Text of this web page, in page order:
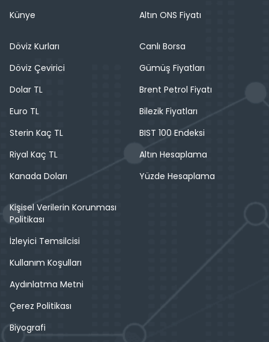
Künye
Altın ONS Fiyatı
Döviz Kurları
Döviz Çevirici
Dolar TL
Euro TL
Sterin Kaç TL
Riyal Kaç TL
Kanada Doları
Canlı Borsa
Gümüş Fiyatları
Brent Petrol Fiyatı
Bilezik Fiyatları
BIST 100 Endeksi
Altın Hesaplama
Yüzde Hesaplama
Kişisel Verilerin Korunması
Politikası
İzleyici Temsilcisi
Kullanım Koşulları
Aydınlatma Metni
Çerez Politikası
Biyografi